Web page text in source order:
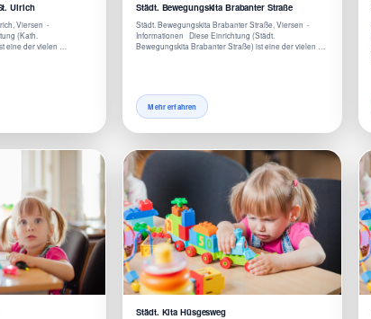
Ulrich
Viersen -
(Kath.
eine der vielen …
Städt. Bewegungskita Brabanter Straße
Städt. Bewegungskita Brabanter Straße, Viersen -
Informationen Diese Einrichtung (Städt.
Bewegungskita Brabanter Straße) ist eine der vielen …
Mehr erfahren
Städt. Kita Hüsgesweg